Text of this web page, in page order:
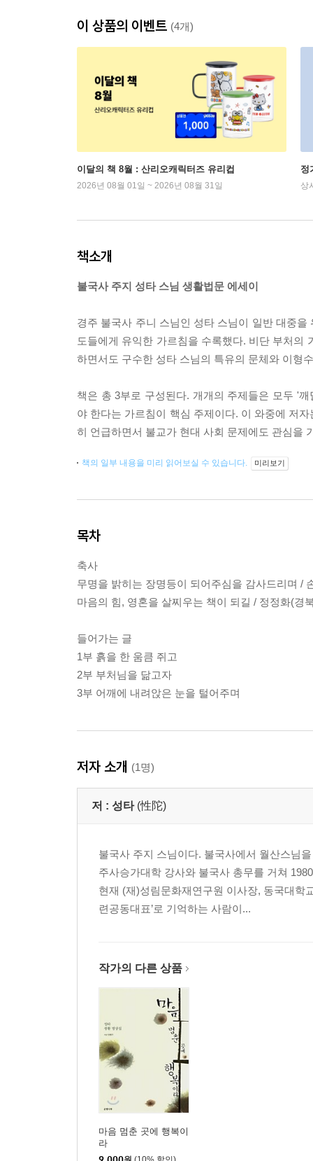
이 상품의 이벤트 (4개)
이달의 책 8월 : 산리오캐릭터즈 유리컵
2026년 08월 01일 ~ 2026년 08월 31일
정
상
책소개
불국사 주지 성타 스님 생활법문 에세이
경주 불국사 주니 스님인 성타 스님이 일반 대중
도들에게 유익한 가르침을 수록했다. 비단 부처의
하면서도 구수한 성타 스님의 특유의 문체와 이형
책은 총 3부로 구성된다. 개개의 주제들은 모두 '
야 한다는 가르침이 핵심 주제이다. 이 와중에 저
히 언급하면서 불교가 현대 사회 문제에도 관심을
책의 일부 내용을 미리 읽어보실 수 있습니다. 미리보기
목차
축사
무명을 밝히는 장명등이 되어주심을 감사드리며 /
마음의 힘, 영혼을 살찌우는 책이 되길 / 정정화(경
들어가는 글
1부 흙을 한 움큼 쥐고
2부 부처님을 닮고자
3부 어깨에 내려앉은 눈을 털어주며
저자 소개 (1명)
저 : 성타 (性陀)
불국사 주지 스님이다. 불국사에서 월산스님
주사승가대학 강사와 불국사 총무를 거쳐
현재 (재)성림문화재연구원 이사장, 동국대학
련공동대표’로 기억하는 사람이...
작가의 다른 상품
마음 멈춘 곳에 행복이
라